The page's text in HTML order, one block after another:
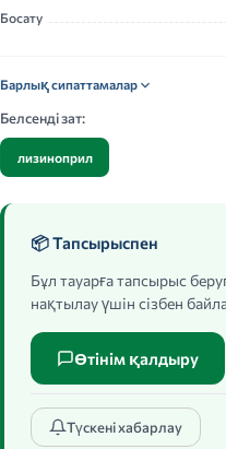
Босату
Барлық сипаттамалар
Белсенді зат:
лизиноприл
📦 Тапсырыспен
Бұл тауарға тапсырыс
нақтылау үшін сізбен
Өтінім қалдыру
Түскені хабарлау